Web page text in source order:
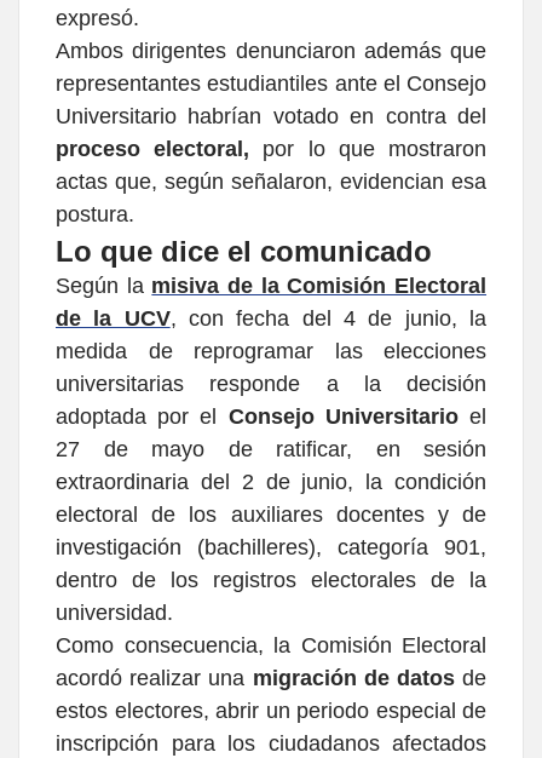
expresó.
Ambos dirigentes denunciaron además que
representantes estudiantiles ante el Consejo
Universitario habrían votado en contra del
proceso electoral, por lo que mostraron
actas que, según señalaron, evidencian esa
postura.
Lo que dice el comunicado
Según la misiva de la Comisión Electoral
de la UCV, con fecha del 4 de junio, la
medida de reprogramar las elecciones
universitarias responde a la decisión
adoptada por el Consejo Universitarioel
27 de mayo de ratificar, en sesión
extraordinaria del 2 de junio, la condición
electoral de los auxiliares docentes y de
investigación (bachilleres), categoría 901,
dentro de los registros electorales de la
universidad.
Como consecuencia, la Comisión Electoral
acordó realizar una migración de datosde
estos electores, abrir un periodo especial de
inscripción para los ciudadanos afectados